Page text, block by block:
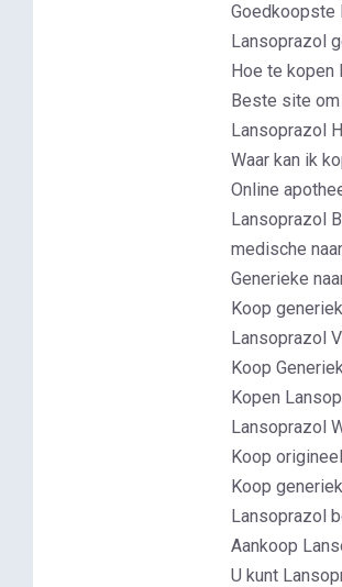
Goedkoopste
Lansoprazol
Hoe te kopen
Beste site
Lansoprazol
Waar kan ik
Online
Lansoprazol
medische
Generieke
Koop
Lansoprazol
Koop
Kopen
Lansoprazol
Koop
Koop
Lansoprazol
Aankoop
U kunt